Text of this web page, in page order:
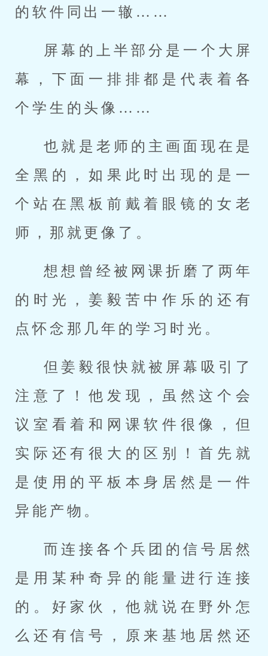
的软件同出一辙……
屏幕的上半部分是一个大屏
幕，下面一排排都是代表着各
个学生的头像……
也就是老师的主画面现在是
全黑的，如果此时出现的是一
个站在黑板前戴着眼镜的女老
师，那就更像了。
想想曾经被网课折磨了两年
的时光，姜毅苦中作乐的还有
点怀念那几年的学习时光。
但姜毅很快就被屏幕吸引了
注意了！他发现，虽然这个会
议室看着和网课软件很像，但
实际还有很大的区别！首先就
是使用的平板本身居然是一件
异能产物。
而连接各个兵团的信号居然
是用某种奇异的能量进行连接
的。好家伙，他就说在野外怎
么还有信号，原来基地居然还